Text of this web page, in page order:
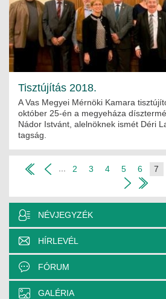
Tisztújítás 2018.
A Vas Megyei Mérnöki Kamara
október 25-én a megyeháza
Nádor Istvánt, alelnöknek ismét Déri
tagság.
... 2 3 4 5 6 7
NÉVJEGYZÉK
HÍRLEVÉL
FÓRUM
GALÉRIA